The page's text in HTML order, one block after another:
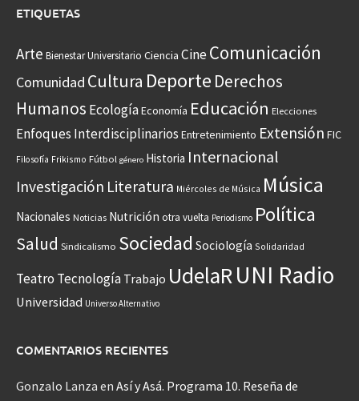
ETIQUETAS
Arte Bienestar Universitario Ciencia CineComunicación
Comunidad Cultura Deporte Derechos
Humanos EcologíaEconomía Educación Elecciones
Enfoques Interdisciplinarios Entretenimiento Extensión FIC
Filosofía Frikismo Fútbol género Historia Internacional
Investigación Literatura Miércoles de Música Música
Nacionales Noticias Nutrición otra vuelta Periodismo Política
Salud Sindicalismo Sociedad Sociología Solidaridad
Teatro Tecnología Trabajo UdelaR UNI Radio
Universidad Universo Alternativo
COMENTARIOS RECIENTES
Gonzalo Lanza en Así y Asá. Programa 10. Reseña de